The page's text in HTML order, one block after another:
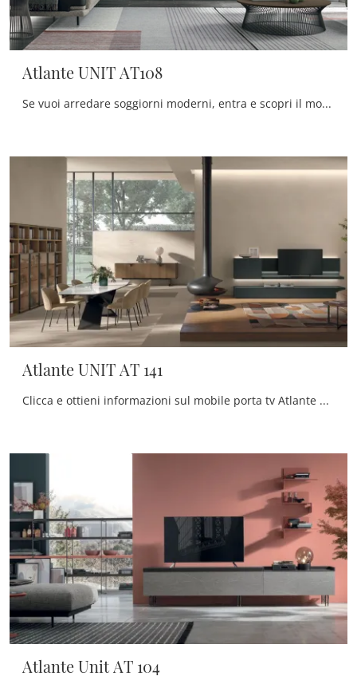
Atlante UNIT AT108
Se vuoi arredare soggiorni moderni, entra e scopri il mobile porta tv Atlante UNIT AT108 dell'azienda Tomasella, realizzato in legno
Atlante UNIT AT 141
Clicca e ottieni informazioni sul mobile porta tv Atlante UNIT AT 141 di Tomasella: realizzato in laccato opaco, è il prodotto perfetto per spazi ...
Atlante Unit AT 104